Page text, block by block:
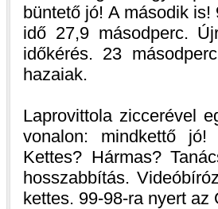
büntető jó! A második
idő 27,9 másodperc.
időkérés. 23
hazaiak.
Laprovittola ziccerével
vonalon: mindkettő jó!
Kettes? Hármas?
hosszabbítás.
kettes. 99-98-ra nyert